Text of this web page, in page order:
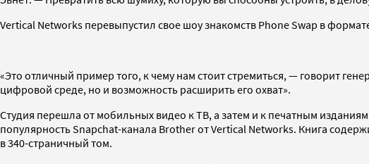
Vertical Networks перевыпустил свое шоу знакомств Phone Swap в
«Это отличный пример того, к чему нам стоит стремиться, — говорит
цифровой среде, но и возможность расширить его охват».
Студия перешла от мобильных видео к ТВ, а затем и к печатным
популярность Snapchat-канала Brother от Vertical Networks. Книга
в 340-страничный том.